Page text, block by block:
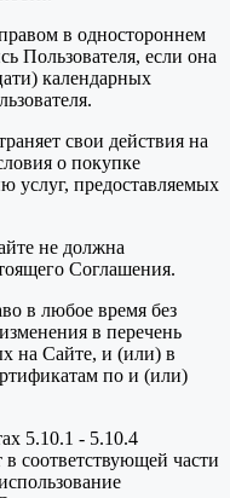
в одностороннем
Пользователя, если она
календарных
свои действия на
о покупке
услуг, предоставляемых
не должна
Соглашения.
в любое время без
в перечень
на Сайте, и (или) в
по и (или)
5.10.1 - 5.10.4
соответствующей части